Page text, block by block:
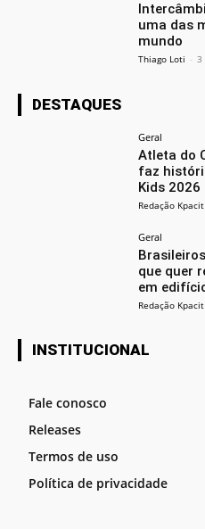
uma das
mundo
Thiago Loti - 3
DESTAQUES
Geral
Atleta do
faz
Kids
Redação Kpacit
Geral
que quer
em
Redação Kpacit
INSTITUCIONAL
Fale conosco
Releases
Termos de uso
Política de privacidade